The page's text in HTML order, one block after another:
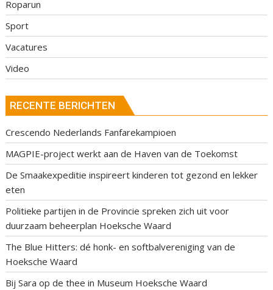
Roparun
Sport
Vacatures
Video
RECENTE BERICHTEN
Crescendo Nederlands Fanfarekampioen
MAGPIE-project werkt aan de Haven van de Toekomst
De Smaakexpeditie inspireert kinderen tot gezond en lekker
eten
Politieke partijen in de Provincie spreken zich uit voor
duurzaam beheerplan Hoeksche Waard
The Blue Hitters: dé honk- en softbalvereniging van de
Hoeksche Waard
Bij Sara op de thee in Museum Hoeksche Waard